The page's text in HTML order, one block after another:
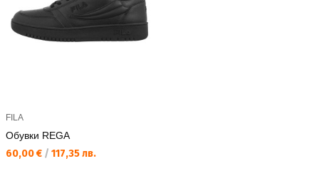
FILA
Обувки REGA
Текуща цена:
60,00 € / 117,35 лв.